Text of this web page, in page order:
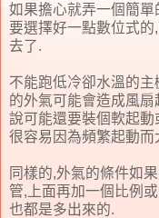
如果擔心就弄一個簡
要選擇好一點數位式
去了.
不能跑低冷卻水溫的
的外氣可能會造成風
說可能還要裝個軟起
很容易因為頻繁起動
同樣的,外氣的條件如
管,上面再加一個比例
也都是多出來的.